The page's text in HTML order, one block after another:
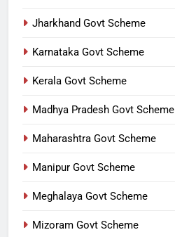
Jharkhand Govt Scheme
Karnataka Govt Scheme
Kerala Govt Scheme
Madhya Pradesh Govt Scheme
Maharashtra Govt Scheme
Manipur Govt Scheme
Meghalaya Govt Scheme
Mizoram Govt Scheme